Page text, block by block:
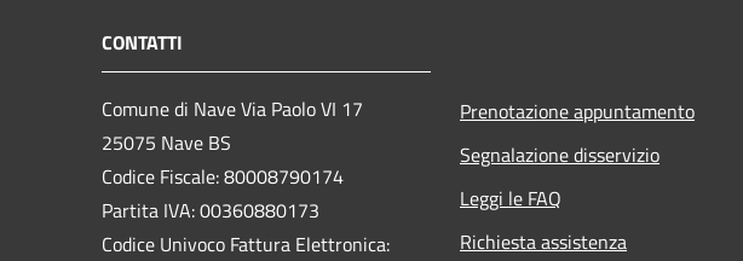
CONTATTI
Comune di Nave Via Paolo VI 17
25075 Nave BS
Codice Fiscale: 80008790174
Partita IVA: 00360880173
Codice Univoco Fattura Elettronica:
Prenotazione appuntamento
Segnalazione disservizio
Leggi le FAQ
Richiesta assistenza